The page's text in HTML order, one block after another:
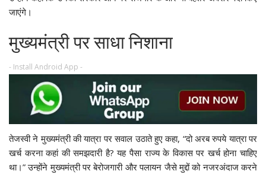
जाएंगे।
मुख्यमंत्री पर साधा निशाना
- Install Android App -
तेजस्वी ने मुख्यमंत्री की यात्रा पर सवाल उठाते हुए कहा, “दो अरब रुपये यात्रा पर
खर्च करना कहां की समझदारी है? यह पैसा राज्य के विकास पर खर्च होना चाहिए
था।” उन्होंने मुख्यमंत्री पर बेरोजगारी और पलायन जैसे मुद्दों को नजरअंदाज करने